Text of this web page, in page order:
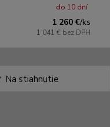
1 260 €/ks
1 041 € bez DPH
do 10 dní
Na stiahnutie